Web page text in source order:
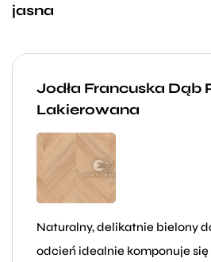
jasna
Jodła Francuska Dąb
Lakierowana
Naturalny, delikatnie bielony
odcień idealnie komponuje się